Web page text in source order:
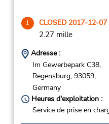
1 CLOSED 2017-12-07
2.27 mille
Adresse :
Im Gewerbepark C38,
Regensburg, 93059,
Germany
Heures d'exploitation :
Service de prise en